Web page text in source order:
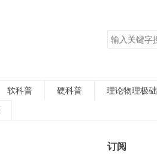
搜
索
软科普 硬科普 理论物理极础
订阅